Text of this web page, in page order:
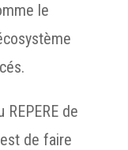
le
de
de faire